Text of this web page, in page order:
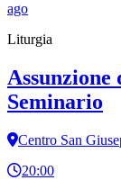
ago
Liturgia
Seminario
Centro San
20:00